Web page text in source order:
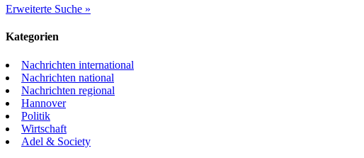
Erweiterte Suche »
Kategorien
Nachrichten international
Nachrichten national
Nachrichten regional
Hannover
Politik
Wirtschaft
Adel & Society